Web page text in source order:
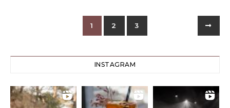
1 2 3
INSTAGRAM